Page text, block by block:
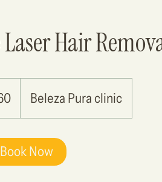
Hair
Beleza Pura clinic
Book Now